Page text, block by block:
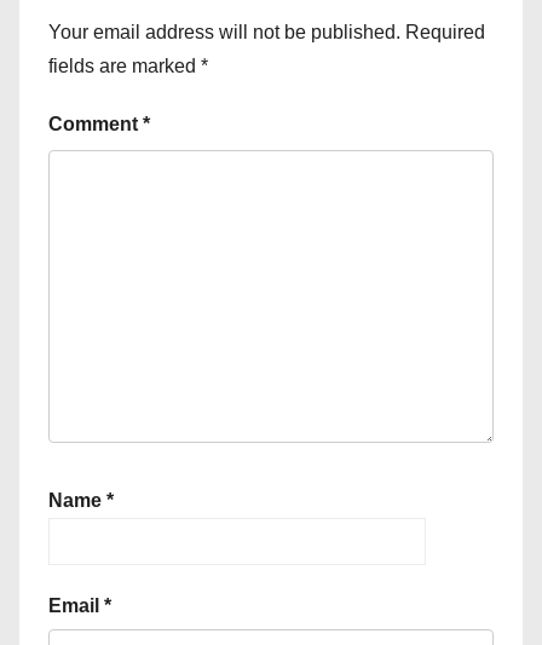
Your email address will not be published. Required
fields are marked *
Comment *
Name *
Email *